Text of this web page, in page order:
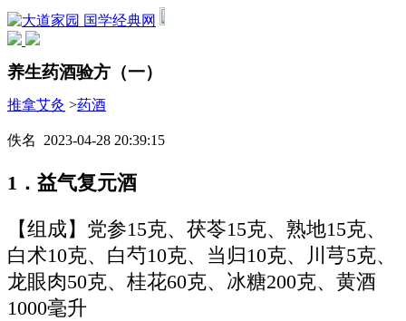
国学经典网
养生药酒验方（一）
推拿艾灸 >药酒
佚名 2023-04-28 20:39:15
1．益气复元酒
【组成】党参15克、茯苓15克、熟地15克、
白术10克、白芍10克、当归10克、川芎5克、
龙眼肉50克、桂花60克、冰糖200克、黄酒
1000毫升